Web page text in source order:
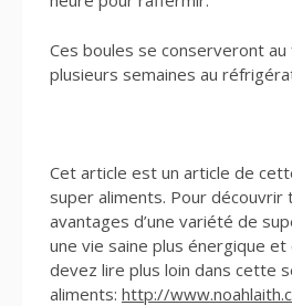
Ces boules se conserveront
plusieurs semaines au
Cet article est un article de
super aliments. Pour découvrir
avantages d’une variété de
une vie saine plus énergique
devez lire plus loin dans cette
aliments: http://